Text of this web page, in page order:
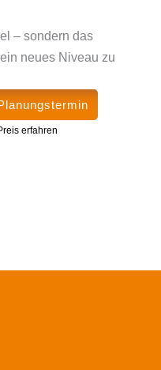
– sondern das
neues Niveau zu
erfahren